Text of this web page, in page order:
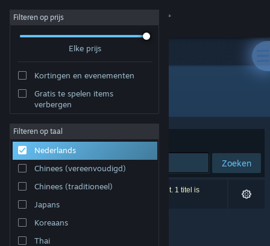
Inloggen
Community
Over
Ondersteuning
Taal wijzigen
Download de mobiele Steam-app
Desktopwebsite weergeven
Filteren op prijs
Elke prijs
Kortingen en evenementen
Gratis te spelen items
verbergen
Filteren op taal
Nederlands
Chinees (vereenvoudigd)
Chinees (traditioneel)
Japans
Koreaans
Thai
Uitgever: Reality Diversions, LLC.
Sorteren op Relevantie
Zoeken
0 resultaten komen overeen met je zoekopdracht. 1 titel is
uitgesloten op basis van je voorkeuren.